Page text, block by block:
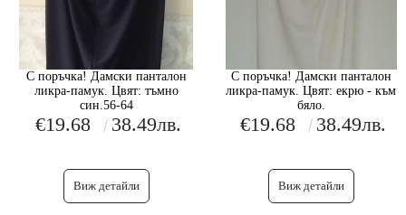
С поръчка! Дамски панталон
ликра-памук. Цвят: тъмно
син.56-64
€19.68 38.49лв.
Виж детайли
С поръчка! Дамски панталон
ликра-памук. Цвят: екрю - към
бяло.
€19.68 38.49лв.
Виж детайли